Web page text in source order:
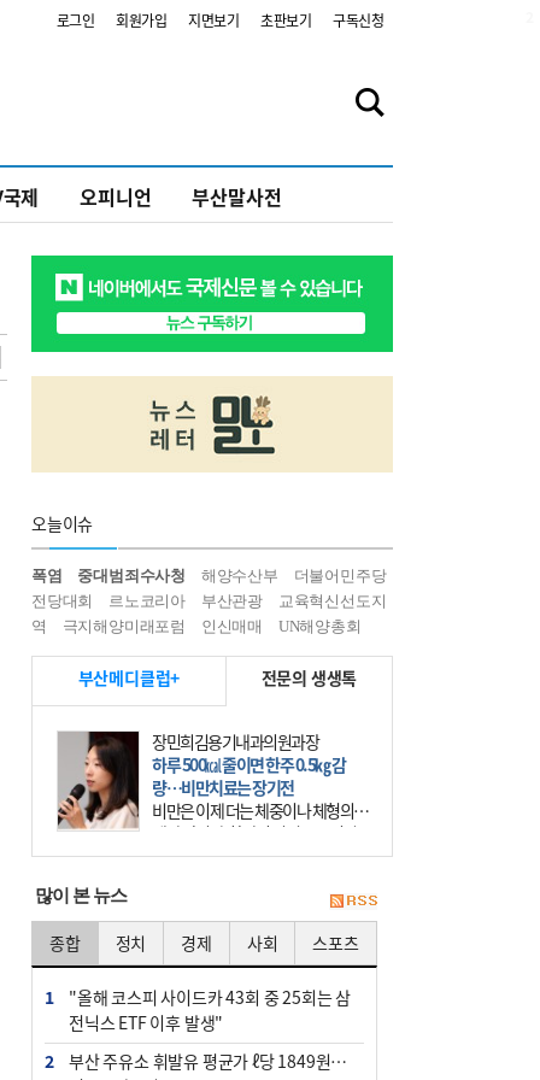
로그인 회원가입 지면보기 초판보기 구독신청
제 오피니언 부산말사전
오늘이슈
폭염 중대범죄수사청 해양수산부
더불어민주당
전당대회
르노코리아 부산관광
교육혁신선도지
역
극지해양미래포럼 인신매매 UN해양총회
부산메디클럽+ 전문의 생생톡
장민희김용기내과의원과장
하루 500㎉ 줄이면 한주 0.5㎏ 감
량…비만치료는 장기전
비만은 이제 더는 체중이나 체형의 문
제가 아니다. 하나의 질병으로 인지
하고 치료와 관리를 해야 한다. 세계
많이 본 뉴스
종합 정치 경제 사회 스포츠
1
"올해 코스피 사이드카 43회 중 25회는 삼
전닉스 ETF 이후 발생"
2
부산 주유소 휘발유 평균가 ℓ당 1849원…